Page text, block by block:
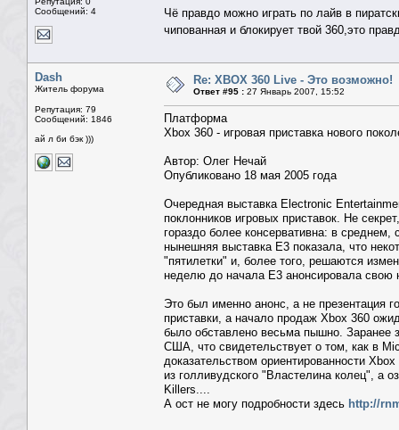
Сообщений: 4
Чё правдо можно играть по лайв в
чипованная и блокирует твой 360,это
Dash
Житель форума
Репутация: 79
Сообщений: 1846
ай л би бэк )))
Re: XBOX 360 Live - Это возможно!
Ответ #95 : 27 Январь 2007, 15:52
Платформа
Xbox 360 - игровая приставка нового
Автор: Олег Нечай
Опубликовано 18 мая 2005 года
Очередная выставка Electronic
поклонников игровых приставок. Не
гораздо более консервативна: в среднем,
нынешняя выставка Е3 показала, что
"пятилетки" и, более того, решаются
неделю до начала Е3 анонсировала свою
Это был именно анонс, а не презентация
приставки, а начало продаж Xbox 360
было обставлено весьма пышно. Заранее
США, что свидетельствует о том, как в
доказательством ориентированности
из голливудского "Властелина колец", а
Killers....
А ост не могу подробности здесь http://